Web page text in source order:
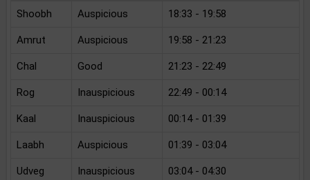
Shoobh Auspicious 18:33 - 19:58
Amrut Auspicious 19:58 - 21:23
Chal Good 21:23 - 22:49
Rog Inauspicious 22:49 - 00:14
Kaal Inauspicious 00:14 - 01:39
Laabh Auspicious 01:39 - 03:04
Udveg Inauspicious 03:04 - 04:30